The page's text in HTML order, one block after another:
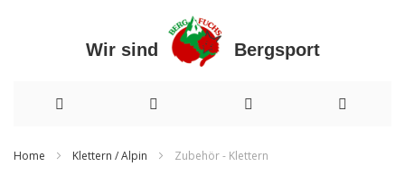
Wir sind Bergsport
Home Klettern / Alpin Zubehör - Klettern